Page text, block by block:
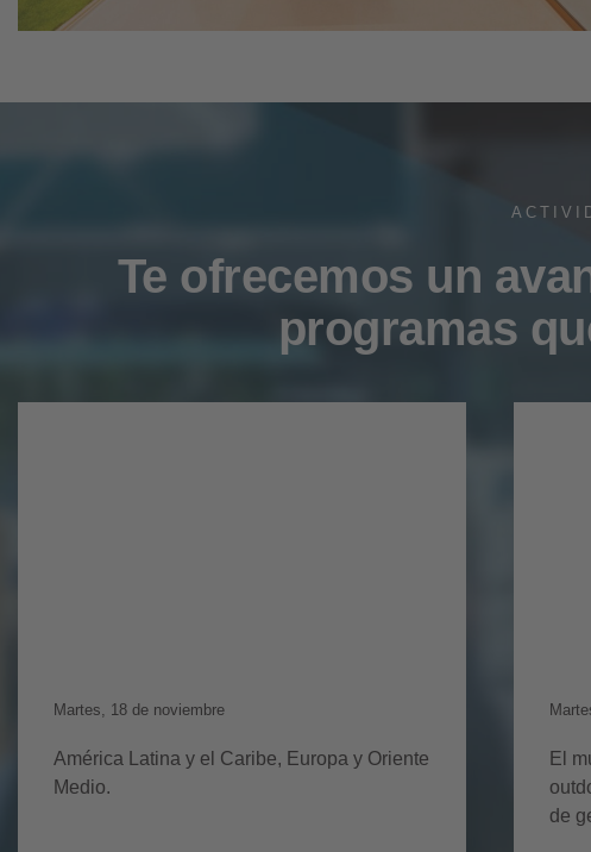
Te ofrecemos un
programas
Martes, 18 de noviembre
América Latina y el Caribe, Europa y Oriente
Medio.
El
de